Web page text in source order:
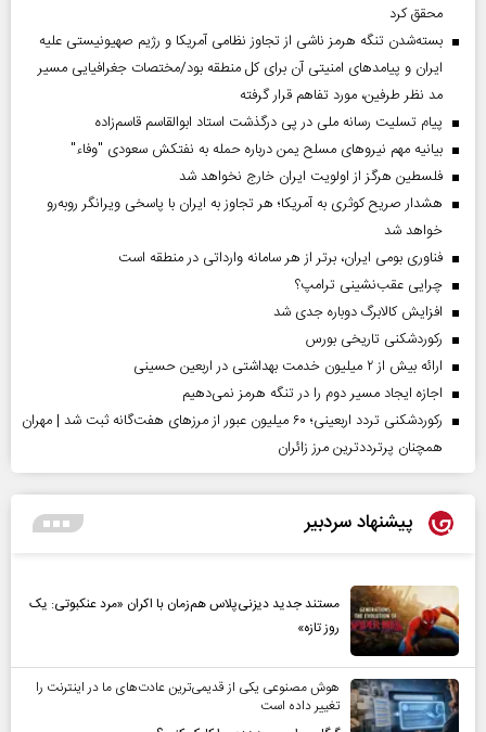
محقق کرد
بسته‌شدن تنگه هرمز ناشی از تجاوز نظامی آمریکا و رژیم صهیونیستی علیه
ایران و پیامد‌های امنیتی آن برای کل منطقه بود/مختصات جغرافیایی مسیر
مد نظر طرفین، مورد تفاهم قرار گرفته
پیام تسلیت رسانه ملی در پی درگذشت استاد ابوالقاسم قاسم‌زاده
بیانیه مهم نیروهای مسلح یمن درباره حمله به نفتکش سعودی "وفاء"
فلسطین هرگز از اولویت ایران خارج نخواهد شد
هشدار صریح کوثری به آمریکا؛ هر تجاوز به ایران با پاسخی ویرانگر روبه‌رو
خواهد شد
فناوری بومی ایران، برتر از هر سامانه وارداتی در منطقه است
چرایی عقب‌نشینی ترامپ؟
افزایش کالابرگ دوباره جدی شد
رکوردشکنی تاریخی بورس
ارائه بیش از ۲ میلیون خدمت بهداشتی در اربعین حسینی
اجازه ایجاد مسیر دوم را در تنگه هرمز نمی‌دهیم
رکوردشکنی تردد اربعینی؛ ۶۰ میلیون عبور از مرزهای هفت‌گانه ثبت شد | مهران
همچنان پرترددترین مرز زائران
پیشنهاد سردبیر
مستند جدید دیزنی‌پلاس هم‌زمان با اکران «مرد عنکبوتی: یک
روز تازه»
هوش مصنوعی یکی از قدیمی‌ترین عادت‌های ما در اینترنت را
تغییر داده است